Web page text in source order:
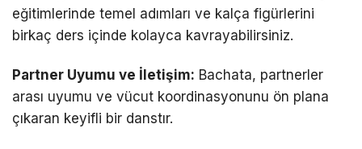
eğitimlerinde temel adımları ve kalça figürlerini
birkaç ders içinde kolayca kavrayabilirsiniz.
Partner Uyumu ve İletişim: Bachata, partnerler
arası uyumu ve vücut koordinasyonunu ön plana
çıkaran keyifli bir danstır.